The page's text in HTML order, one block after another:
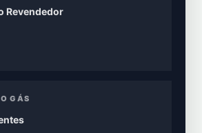
Revendedor
GÁS